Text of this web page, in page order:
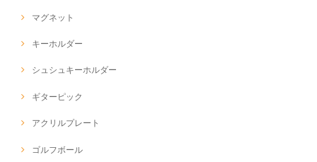
マグネット
キーホルダー
シュシュキーホルダー
ギターピック
アクリルプレート
ゴルフボール